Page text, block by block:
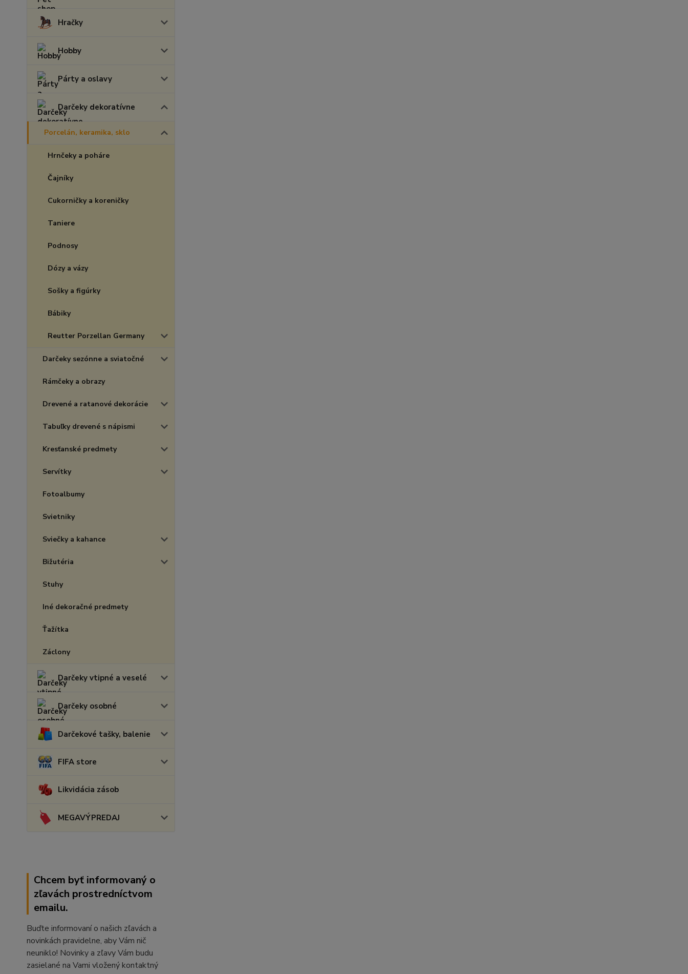
Hračky
Hobby
Párty a oslavy
Darčeky dekoratívne
Porcelán, keramika, sklo
Hrnčeky a poháre
Čajníky
Cukorničky a koreničky
Taniere
Podnosy
Dózy a vázy
Sošky a figúrky
Bábiky
Reutter Porzellan Germany
Darčeky sezónne a sviatočné
Rámčeky a obrazy
Drevené a ratanové dekorácie
Tabuľky drevené s nápismi
Kresťanské predmety
Servítky
Fotoalbumy
Svietniky
Sviečky a kahance
Bižutéria
Stuhy
Iné dekoračné predmety
Ťažítka
Záclony
Darčeky vtipné a veselé
Darčeky osobné
Darčekové tašky, balenie
FIFA store
Likvidácia zásob
MEGAVÝPREDAJ
Chcem byť informovaný o
zľavách prostredníctvom
emailu.
Buďte informovaní o našich zľavách a
novinkách pravidelne, aby Vám nič
neuniklo! Novinky a zľavy Vám budu
zasielané na Vami vložený kontaktný